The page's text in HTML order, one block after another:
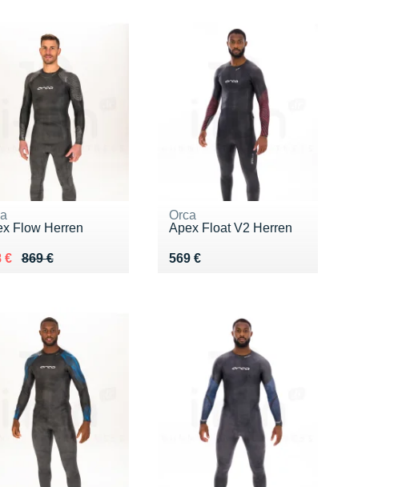
Preis aufsteigend
Flow Herren
869 €
de 869 €
€ 628 €
Orca
Apex Float V2 Herren
569 €
Vendu 569 €